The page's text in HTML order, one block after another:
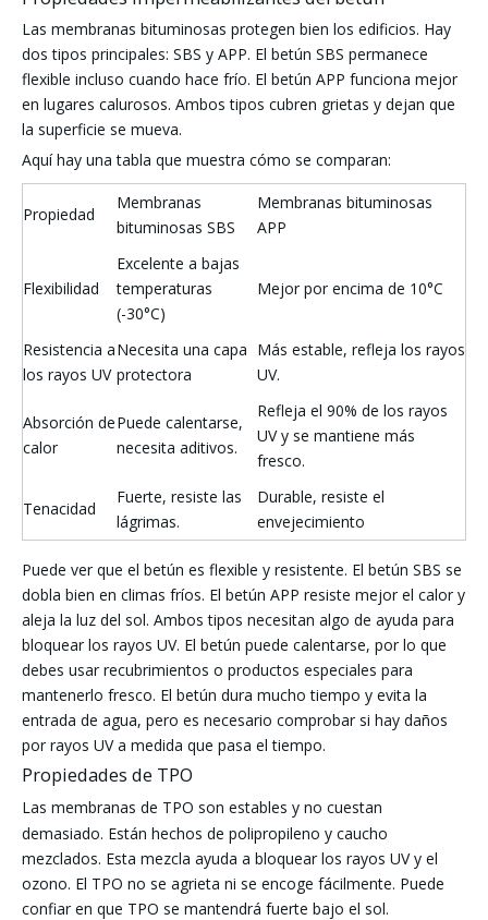
Las membranas bituminosas protegen bien los edificios. Hay
dos tipos principales: SBS y APP. El betún SBS permanece
flexible incluso cuando hace frío. El betún APP funciona mejor
en lugares calurosos. Ambos tipos cubren grietas y dejan que
la superficie se mueva.
Aquí hay una tabla que muestra cómo se comparan:
Propiedad
Membranas
bituminosas SBS
Membranas bituminosas
APP
Flexibilidad
Excelente a bajas
temperaturas
(-30°C)
Mejor por encima de 10°C
Resistencia a
los rayos UV
Necesita una capa
protectora
Más estable, refleja los rayos
UV.
Absorción de
calor
Puede calentarse,
necesita aditivos.
Refleja el 90% de los rayos
UV y se mantiene más
fresco.
Tenacidad
Fuerte, resiste las
lágrimas.
Durable, resiste el
envejecimiento
Puede ver que el betún es flexible y resistente. El betún SBS se
dobla bien en climas fríos. El betún APP resiste mejor el calor y
aleja la luz del sol. Ambos tipos necesitan algo de ayuda para
bloquear los rayos UV. El betún puede calentarse, por lo que
debes usar recubrimientos o productos especiales para
mantenerlo fresco. El betún dura mucho tiempo y evita la
entrada de agua, pero es necesario comprobar si hay daños
por rayos UV a medida que pasa el tiempo.
Propiedades de TPO
Las membranas de TPO son estables y no cuestan
demasiado. Están hechos de polipropileno y caucho
mezclados. Esta mezcla ayuda a bloquear los rayos UV y el
ozono. El TPO no se agrieta ni se encoge fácilmente. Puede
confiar en que TPO se mantendrá fuerte bajo el sol.